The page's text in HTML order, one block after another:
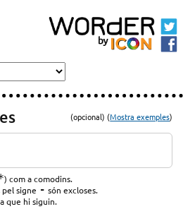
(opcional) (Mostra exemples)
) com a comodins.
signe - són excloses.
que hi siguin.